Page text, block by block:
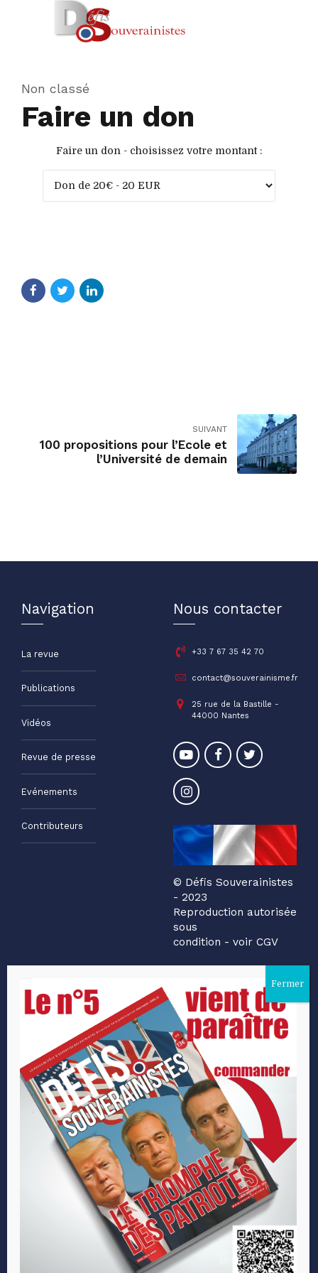
Non classé
Faire un don
Faire un don - choisissez votre montant :
SUIVANT
100 propositions pour l’Ecole et
l’Université de demain
Navigation
La revue
Publications
Vidéos
Revue de presse
Evénements
Contributeurs
Nous contacter
+33 7 67 35 42 70
contact@souverainisme.fr
25 rue de la Bastille -
44000 Nantes
© Défis Souverainistes
- 2023
Reproduction autorisée
sous
condition - voir CGV
Sites d'intérêt
Les Patriotes
Actu Les Patriotes
Cercle Aristote
Fondation Res Publica
Centre d’Analyse et de
Participer au
projet
S’abonner
Faire un don
Devenir contributeur
Participer aux événements
Relations presse
CGU-CGV